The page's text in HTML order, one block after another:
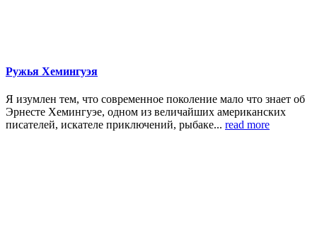
Ружья Хемингуэя
Я изумлен тем, что современное поколение мало что знает об
Эрнесте Хемингуэе, одном из величайших американских
писателей, искателе приключений, рыбаке... read more